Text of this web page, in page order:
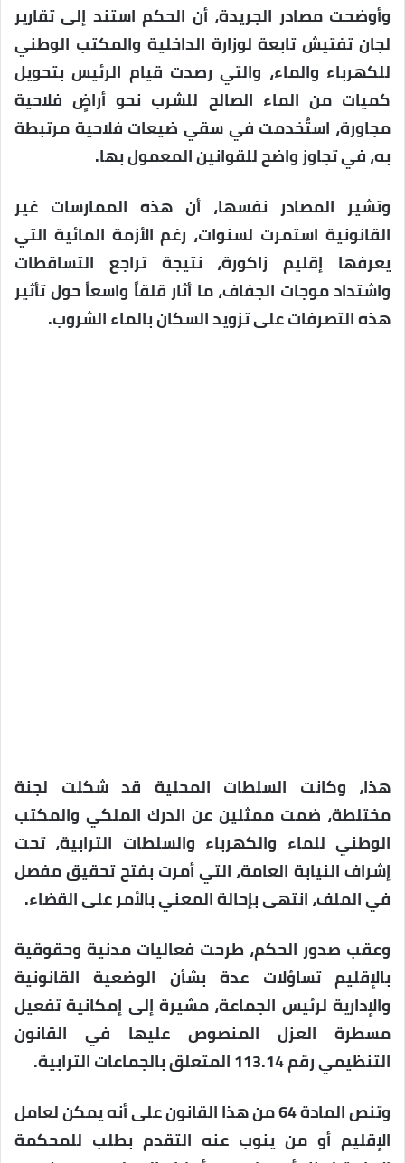
وأوضحت مصادر الجريدة، أن الحكم استند إلى تقارير
لجان تفتيش تابعة لوزارة الداخلية والمكتب الوطني
للكهرباء والماء، والتي رصدت قيام الرئيس بتحويل
كميات من الماء الصالح للشرب نحو أراضٍ فلاحية
مجاورة، استُخدمت في سقي ضيعات فلاحية مرتبطة
به، في تجاوز واضح للقوانين المعمول بها.
وتشير المصادر نفسها، أن هذه الممارسات غير
القانونية استمرت لسنوات، رغم الأزمة المائية التي
يعرفها إقليم زاكورة، نتيجة تراجع التساقطات
واشتداد موجات الجفاف، ما أثار قلقاً واسعاً حول تأثير
هذه التصرفات على تزويد السكان بالماء الشروب.
هذا، وكانت السلطات المحلية قد شكلت لجنة
مختلطة، ضمت ممثلين عن الدرك الملكي والمكتب
الوطني للماء والكهرباء والسلطات الترابية، تحت
إشراف النيابة العامة، التي أمرت بفتح تحقيق مفصل
في الملف، انتهى بإحالة المعني بالأمر على القضاء.
وعقب صدور الحكم، طرحت فعاليات مدنية وحقوقية
بالإقليم تساؤلات عدة بشأن الوضعية القانونية
والإدارية لرئيس الجماعة، مشيرة إلى إمكانية تفعيل
مسطرة العزل المنصوص عليها في القانون
التنظيمي رقم 113.14 المتعلق بالجماعات الترابية.
وتنص المادة 64 من هذا القانون على أنه يمكن لعامل
الإقليم أو من ينوب عنه التقدم بطلب للمحكمة